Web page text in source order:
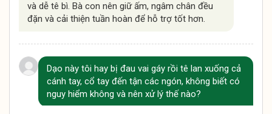
và dễ tê bì. Bà con nên giữ ấm, ngâm chân đều
đặn và cải thiện tuần hoàn để hỗ trợ tốt hơn.
Dạo này tôi hay bị đau vai gáy rồi tê lan xuống cả
cánh tay, cổ tay đến tận các ngón, không biết có
nguy hiểm không và nên xử lý thế nào?